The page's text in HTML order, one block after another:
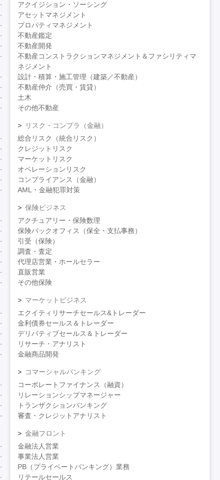
アクイジション・ソーシング
アセットマネジメント
プロパティマネジメント
不動産鑑定
不動産開発
不動産コンストラクションマネジメント＆ファシリティマ
ネジメント
設計・積算・施工管理（建築／不動産）
不動産仲介（売買・賃貸）
土木
その他不動産
リスク・コンプラ（金融）
総合リスク（統合リスク）
クレジットリスク
マーケットリスク
オペレーションリスク
コンプライアンス（金融）
AML・金融犯罪対策
保険ビジネス
アクチュアリー・保険数理
保険バックオフィス（保全・支払事務）
引受（保険）
調査・査定
代理店営業・ホールセラー
直販営業
その他保険
マーケットビジネス
エクイティリサーチセールス&トレーダー
金利債券セールス＆トレーダー
デリバティブセールス＆トレーダー
リサーチ・アナリスト
金融商品開発
コマーシャルバンキング
コーポレートファイナンス（融資）
リレーションシップマネージャー
トランザクションバンキング
審査・クレジットアナリスト
金融フロント
金融法人営業
事業法人営業
PB（プライベートバンキング）業務
リテールセールス